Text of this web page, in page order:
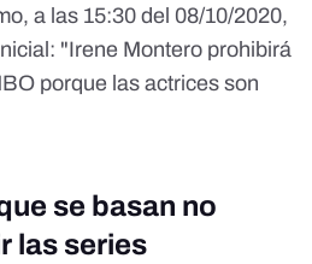
a las 15:30 del 08/10/2020,
"Irene Montero prohibirá
porque las actrices son
se basan no
las series